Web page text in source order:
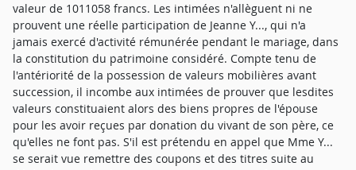
valeur de 1011058 francs. Les intimées n'allèguent ni ne
prouvent une réelle participation de Jeanne Y..., qui n'a
jamais exercé d'activité rémunérée pendant le mariage, dans
la constitution du patrimoine considéré. Compte tenu de
l'antériorité de la possession de valeurs mobilières avant
succession, il incombe aux intimées de prouver que lesdites
valeurs constituaient alors des biens propres de l'épouse
pour les avoir reçues par donation du vivant de son père, ce
qu'elles ne font pas. S'il est prétendu en appel que Mme Y...
se serait vue remettre des coupons et des titres suite au